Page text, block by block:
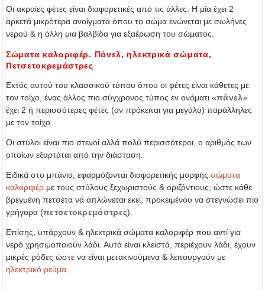
Οι ακραίες φέτες είναι διαφορετικές από τις άλλες. Η μία έχει 2
αρκετά μικρότερα ανοίγματα όπου το σώμα ενώνεται με σωλήνες
νερού & η άλλη μια βαλβίδα για εξαέρωση του σώματος.
Σώματα καλοριφέρ. Πάνελ, ηλεκτρικά σώματα,
Πετσετοκρεμάστρες
Εκτός αυτού του κλασσικού τύπου όπου οι φέτες είναι κάθετες με
τον τοίχο, ένας άλλος πιο σύγχρονος τύπος εν ονόματι «πάνελ»
έχει 2 ή περισσότερες φέτες (αν πρόκειται για μεγάλο) παράλληλες
με τον τοίχο.
Οι στύλοι είναι πιο στενοί αλλά πολύ περισσότεροι, ο αριθμός των
οποίων εξαρτάται από την διάσταση.
Ειδικά στο μπάνιο, εφαρμόζονται διαφορετικής μορφής σώματα
καλοριφέρ με τους στύλους ξεχωριστούς & οριζόντιους, ώστε κάθε
βρεγμένη πετσέτα να απλώνεται εκεί, προκειμένου να στεγνώσει πιο
γρήγορα (πετσετοκρεμάστρες).
Επίσης, υπάρχουν & ηλεκτρικά σώματα καλοριφέρ που αντί για
νερό χρησιμοποιούν λάδι. Αυτά είναι κλειστά, περιέχουν λάδι, έχουν
μικρές ρόδες ώστε να είναι μετακινούμενα & λειτουργούν με
ηλεκτρικό ρεύμα.